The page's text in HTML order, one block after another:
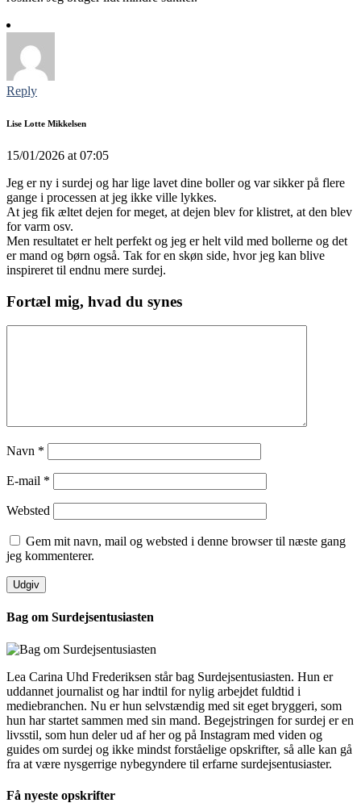
Reply
Lise Lotte Mikkelsen
15/01/2026 at 07:05
Jeg er ny i surdej og har lige lavet dine boller og var sikker på flere
gange i processen at jeg ikke ville lykkes.
At jeg fik æltet dejen for meget, at dejen blev for klistret, at den blev
for varm osv.
Men resultatet er helt perfekt og jeg er helt vild med bollerne og det
er mand og børn også. Tak for en skøn side, hvor jeg kan blive
inspireret til endnu mere surdej.
Fortæl mig, hvad du synes
Navn *
E-mail *
Websted
Gem mit navn, mail og websted i denne browser til næste gang
jeg kommenterer.
Bag om Surdejsentusiasten
Lea Carina Uhd Frederiksen står bag Surdejsentusiasten. Hun er
uddannet journalist og har indtil for nylig arbejdet fuldtid i
mediebranchen. Nu er hun selvstændig med sit eget bryggeri, som
hun har startet sammen med sin mand. Begejstringen for surdej er en
livsstil, som hun deler ud af her og på Instagram med viden og
guides om surdej og ikke mindst forståelige opskrifter, så alle kan gå
fra at være nysgerrige nybegyndere til erfarne surdejsentusiaster.
Få nyeste opskrifter